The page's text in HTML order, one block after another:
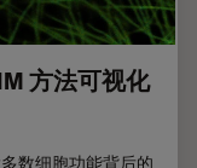
方法可视化
数细胞功能背后的